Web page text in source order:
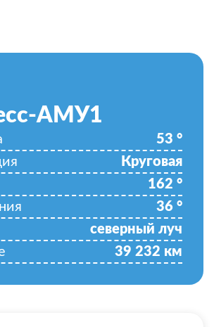
АМУ1
53 °
Круговая
162 °
36 °
северный луч
39 232 км